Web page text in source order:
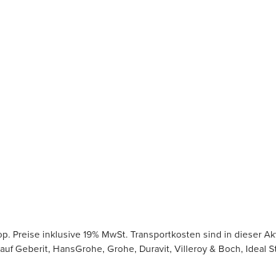
inklusive 19% MwSt. Transportkosten sind in dieser
HansGrohe, Grohe, Duravit, Villeroy & Boch, Ideal